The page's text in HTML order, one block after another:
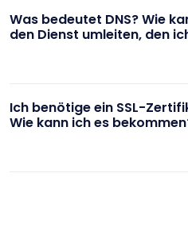
Was bedeutet DNS? Wie
den Dienst umleiten, den
Ich benötige ein SSL-
Wie kann ich es